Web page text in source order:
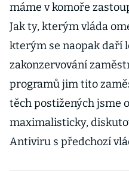
máme v komoře
Jak ty, kterým vláda
kterým se naopak daří
zakonzervování
programů jim tito
těch postižených jsme
maximalisticky,
Antiviru s předchozí